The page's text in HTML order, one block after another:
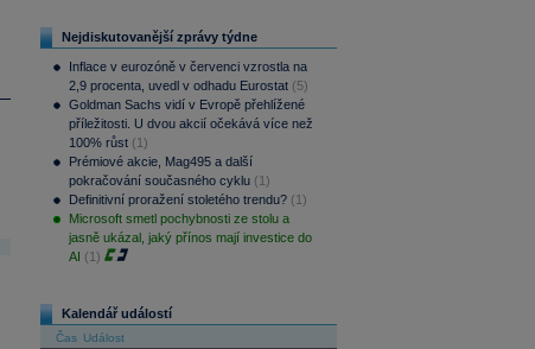
Nejdiskutovanější zprávy týdne
Inflace v eurozóně v červenci vzrostla na
2,9 procenta, uvedl v odhadu Eurostat (5)
Goldman Sachs vidí v Evropě přehlížené
příležitosti. U dvou akcií očekává více než
100% růst (1)
Prémiové akcie, Mag495 a další
pokračování současného cyklu (1)
Definitivní proražení stoletého trendu? (1)
Microsoft smetl pochybnosti ze stolu a
jasně ukázal, jaký přínos mají investice do
AI (1)
Kalendář událostí
Čas Událost